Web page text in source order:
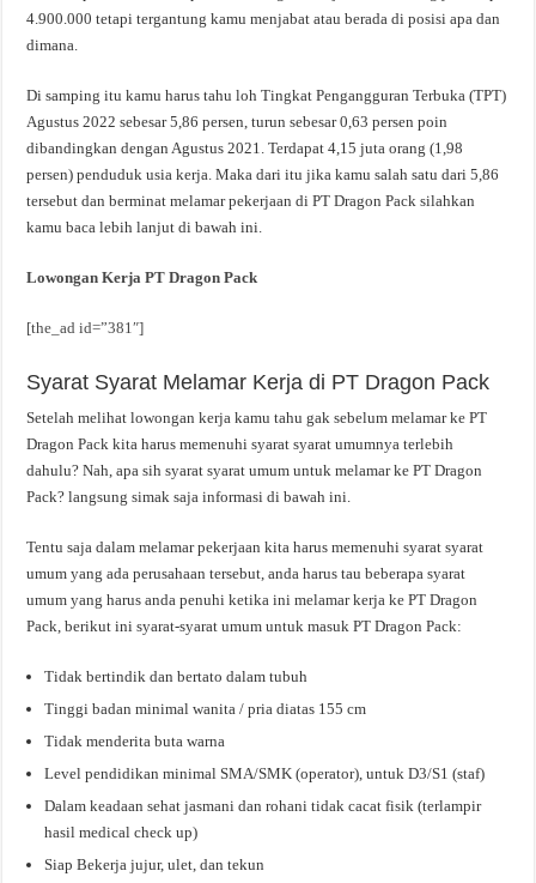
4.900.000 tetapi tergantung kamu menjabat atau berada di posisi apa dan
dimana.
Di samping itu kamu harus tahu loh Tingkat Pengangguran Terbuka (TPT)
Agustus 2022 sebesar 5,86 persen, turun sebesar 0,63 persen poin
dibandingkan dengan Agustus 2021. Terdapat 4,15 juta orang (1,98
persen) penduduk usia kerja. Maka dari itu jika kamu salah satu dari 5,86
tersebut dan berminat melamar pekerjaan di PT Dragon Pack silahkan
kamu baca lebih lanjut di bawah ini.
Lowongan Kerja PT Dragon Pack
[the_ad id=”381″]
Syarat Syarat Melamar Kerja di PT Dragon Pack
Setelah melihat lowongan kerja kamu tahu gak sebelum melamar ke PT
Dragon Pack kita harus memenuhi syarat syarat umumnya terlebih
dahulu? Nah, apa sih syarat syarat umum untuk melamar ke PT Dragon
Pack? langsung simak saja informasi di bawah ini.
Tentu saja dalam melamar pekerjaan kita harus memenuhi syarat syarat
umum yang ada perusahaan tersebut, anda harus tau beberapa syarat
umum yang harus anda penuhi ketika ini melamar kerja ke PT Dragon
Pack, berikut ini syarat-syarat umum untuk masuk PT Dragon Pack:
Tidak bertindik dan bertato dalam tubuh
Tinggi badan minimal wanita / pria diatas 155 cm
Tidak menderita buta warna
Level pendidikan minimal SMA/SMK (operator), untuk D3/S1 (staf)
Dalam keadaan sehat jasmani dan rohani tidak cacat fisik (terlampir
hasil medical check up)
Siap Bekerja jujur, ulet, dan tekun